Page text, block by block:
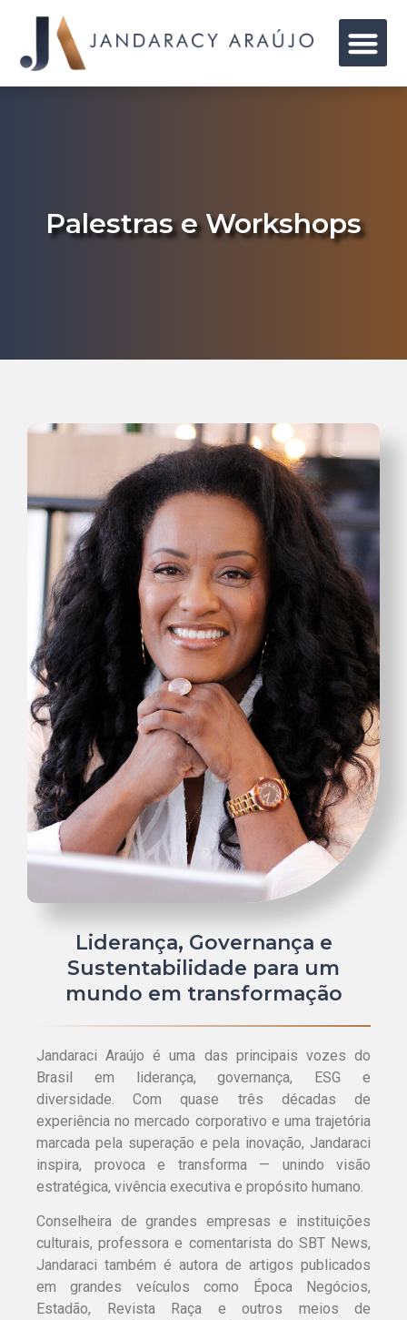
Palestras e Workshops
Liderança, Governança e
Sustentabilidade para um
mundo em transformação
Jandaraci Araújo é uma das principais vozes do
Brasil em liderança, governança, ESG e
diversidade. Com quase três décadas de
experiência no mercado corporativo e uma trajetória
marcada pela superação e pela inovação, Jandaraci
inspira, provoca e transforma — unindo visão
estratégica, vivência executiva e propósito humano.
Conselheira de grandes empresas e instituições
culturais, professora e comentarista do SBT News,
Jandaraci também é autora de artigos publicados
em grandes veículos como Época Negócios,
Estadão, Revista Raça e outros meios de